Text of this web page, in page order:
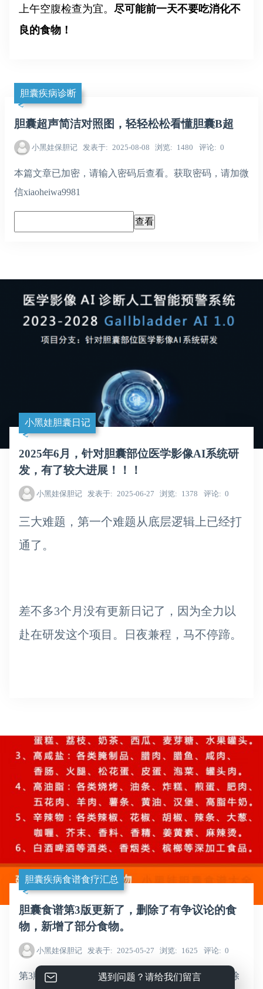
上午空腹检查为宜。 尽可能前一天不要吃消化不
良的食物！
胆囊疾病诊断
胆囊超声简洁对照图，轻轻松松看懂胆囊B超
小黑娃保胆记 发表于 2025-08-08 浏览 1480 评论 0
本篇文章已加密，请输入密码后查看。获取密码，请加微
信xiaoheiwa9981
小黑娃胆囊日记
2025年6月，针对胆囊部位医学影像AI系统研
发 ，有了较大进展！！！
小黑娃保胆记 发表于 2025-06-27 浏览 1378 评论 0
三大难题，第一个难题从底层逻辑上已经打
通了。
差不多3个月没有更新日记了，因为全力以
赴在研发这个项目。日夜兼程，马不停蹄。
胆囊疾病食谱食疗汇总
胆囊食谱第3版更新了，删除了有争议论的食
物，新增了部分食物。
小黑娃保胆记 发表于 2025-05-27 浏览 1625 评论 0
第3版更新了， 总体没有变化。在之前的基础上，删除
遇到问题？请给我们留言